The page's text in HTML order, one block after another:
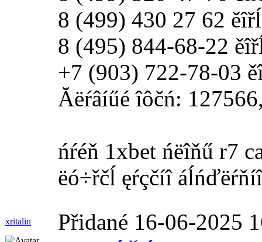
8 (499) 430 27 62
8 (495) 844-68-22
+7 (903) 722-78-03
Ăëŕâíűé îôčń:
ńŕéň 1xbet ńëîňű r7
ëó÷řčĺ ęŕçčíî
xritalin Přidané 16-06-2025